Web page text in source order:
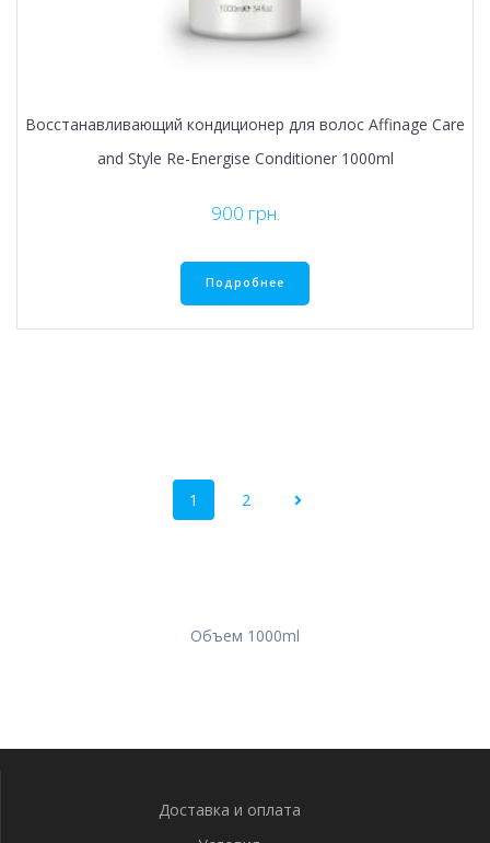
Восстанавливающий кондиционер для волос Affinage Care
and Style Re-Energise Conditioner 1000ml
900 грн.
Подробнее
1 2
Объем 1000ml
Доставка и оплата